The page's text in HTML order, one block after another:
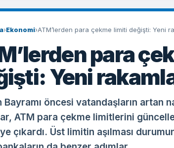
›Ekonomi›ATM’lerden para çekme limiti değişti: Yeni
para
Yeni
Bayramı öncesi vatandaşların artan
ATM para çekme limitlerini
çıkardı. Üst limitin aşılması